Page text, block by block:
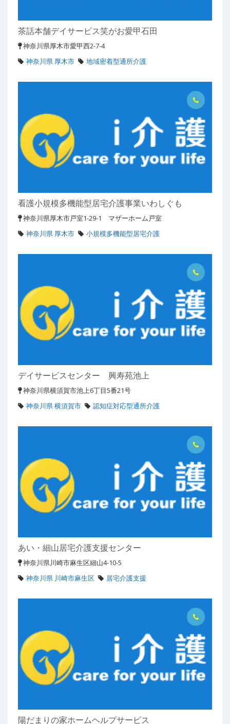
茶話本舗デイサービス笑がお愛甲石田
神奈川県厚木市愛甲西2-7-4
神奈川県 厚木市
地域密着型通所介護
看護小規模多機能型居宅介護事業いわしぐも
神奈川県厚木市戸室1-29-1 マザーホーム戸室
神奈川県 厚木市
小規模多機能型居宅介護
デイサービスセンター 興寿苑池上
神奈川県横須賀市池上6丁目5番21号
神奈川県 横須賀市
認知症対応型通所介護
あい・細山居宅介護支援センター
神奈川県川崎市麻生区細山4-10-5
神奈川県 川崎市麻生区
居宅介護支援
陽だまりの家ホームヘルプサービス